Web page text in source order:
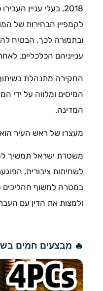
2018, בעלי עניין
לקמפיין הבחירות של
ובתמורה לכך, הבטיח
ענייניהם הכלכליים,
החקירה מתנהלת
המיסים ומלווה על ידי
המדינה.
מעצרו של ראש העיר
משטרת ישראל תמשיך
לשחיתות ציבורית,
במטרה לחשוף תהליכים
ולמצות את הדין עם
🔥 מבצעים חמים